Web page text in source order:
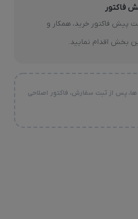
فاکتور
پیش فاکتور خرید، همکار و
بخش اقدام نمایید.
پس از ثبت سفارش، فاکتور اصلاحی